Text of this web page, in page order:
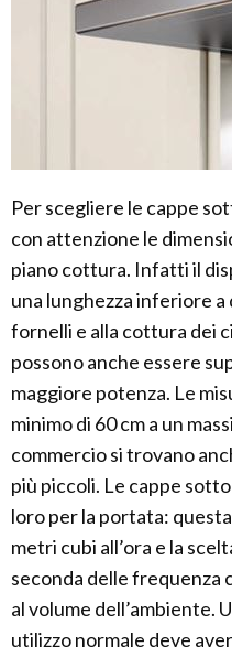
Per scegliere le cappe
con attenzione le
piano cottura. Infatti il
una lunghezza inferiore a
fornelli e alla cottura dei
possono anche essere
maggiore potenza. Le
minimo di 60 cm a un
commercio si trovano
più piccoli. Le cappe
loro per la portata:
metri cubi all’ora e la
seconda delle frequenza
al volume dell’ambiente.
utilizzo normale deve